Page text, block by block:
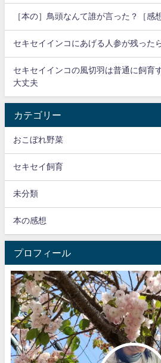
［本の］鳥頭なんて誰が言った？［感
セキセイインコにあげる人参が残った
セキセイインコの風切羽は普通に飼育
大丈夫
カテゴリー
おこぼれ野菜
セキセイ飼育
未分類
本の感想
プロフィール